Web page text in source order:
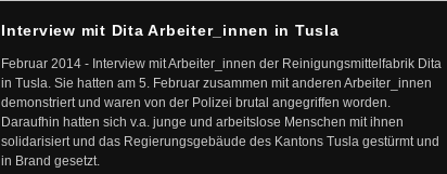
Interview mit Dita Arbeiter_innen in Tusla
Februar 2014 - Interview mit Arbeiter_innen der Reinigungsmittelfabrik Dita
in Tusla. Sie hatten am 5. Februar zusammen mit anderen Arbeiter_innen
demonstriert und waren von der Polizei brutal angegriffen worden.
Daraufhin hatten sich v.a. junge und arbeitslose Menschen mit ihnen
solidarisiert und das Regierungsgebäude des Kantons Tusla gestürmt und
in Brand gesetzt.